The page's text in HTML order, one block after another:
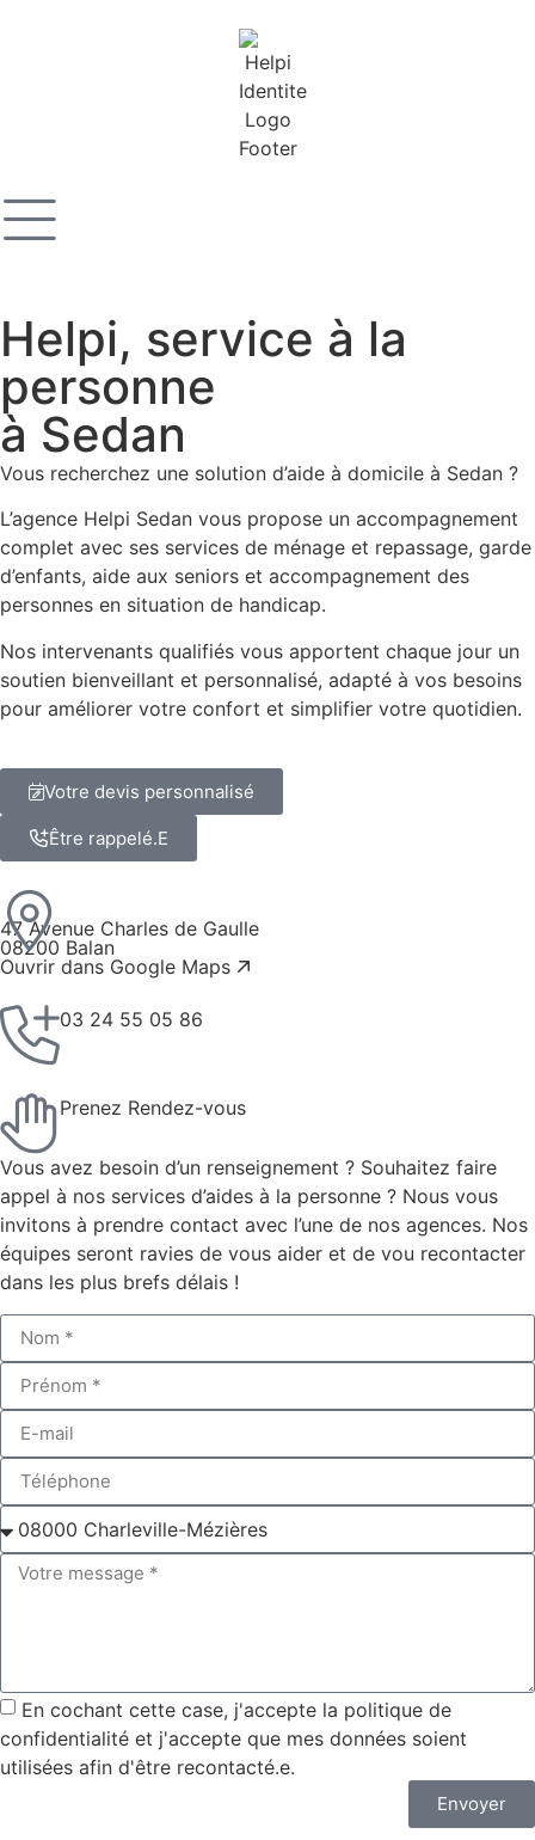
Helpi, service à la
personne
à Sedan
Vous recherchez une solution d’aide à domicile à Sedan ?
L’agence Helpi Sedan vous propose un accompagnement
complet avec ses services de ménage et repassage, garde
d’enfants, aide aux seniors et accompagnement des
personnes en situation de handicap.
Nos intervenants qualifiés vous apportent chaque jour un
soutien bienveillant et personnalisé, adapté à vos besoins
pour améliorer votre confort et simplifier votre quotidien.
Votre devis personnalisé
Être rappelé.E
47 Avenue Charles de Gaulle
08200 Balan
Ouvrir dans Google Maps
03 24 55 05 86
Prenez Rendez-vous
Vous avez besoin d’un renseignement ? Souhaitez faire
appel à nos services d’aides à la personne ? Nous vous
invitons à prendre contact avec l’une de nos agences. Nos
équipes seront ravies de vous aider et de vou recontacter
dans les plus brefs délais !
En cochant cette case, j'accepte la politique de
confidentialité et j'accepte que mes données soient
utilisées afin d'être recontacté.e.
Envoyer